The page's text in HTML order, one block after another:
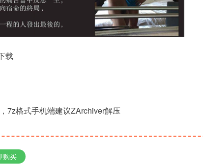
载
7z格式手机端建议ZArchiver解压
购买